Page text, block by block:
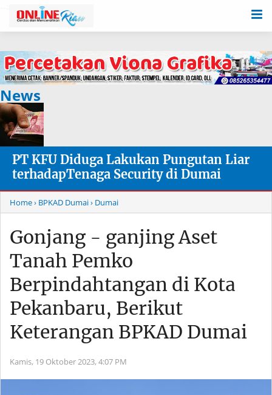
News
PT KFU Diduga Lakukan Pungutan Liar
terhadapTenaga Security di Dumai
Home› BPKAD Dumai› Dumai
Gonjang - ganjing Aset
Tanah Pemko
Berpindahtangan di Kota
Pekanbaru, Berikut
Keterangan BPKAD Dumai
Kamis, 19 Oktober 2023, 4:07 PM